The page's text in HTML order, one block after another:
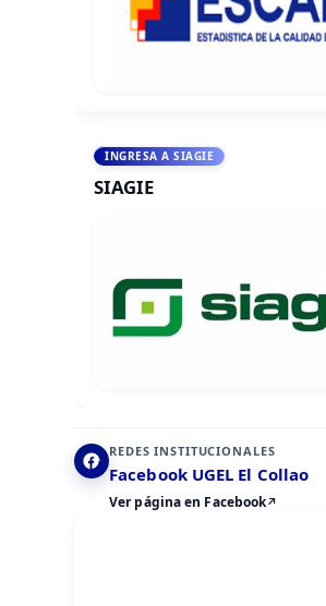
INGRESA A SIAGIE
SIAGIE
REDES INSTITUCIONALES
Facebook UGEL El Collao
Ver página en Facebook